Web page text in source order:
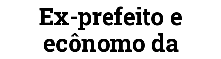
Ex-prefeito e
ecônomo da